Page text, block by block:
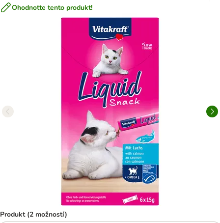
Ohodnoťte tento produkt!
Produkt (2 možností)